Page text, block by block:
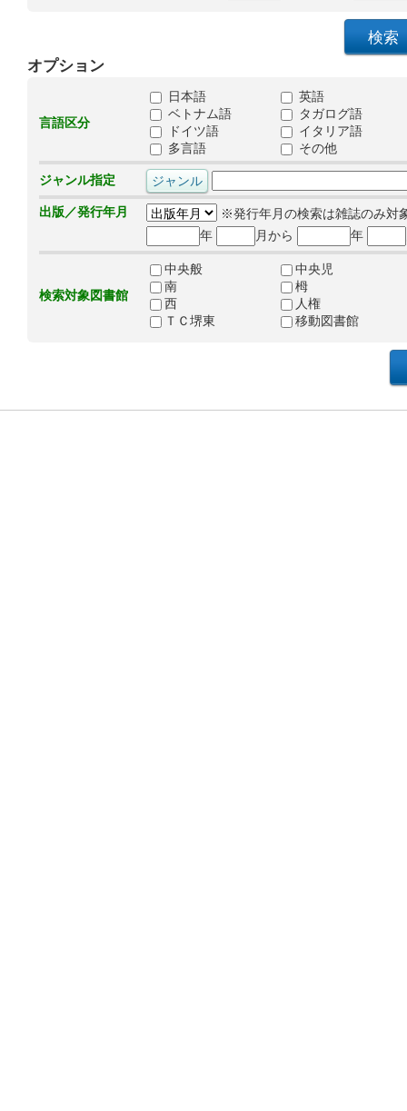
オプション
言語区分
日本語
英語
ベトナム語
タガログ語
ドイツ語
イタリア語
多言語
その他
ジャンル指定
出版／発行年月
※発行年月の検索は雑誌のみ対
年
月から 年
検索対象図書館
中央般
中央児
南
栂
西
人権
ＴＣ堺東
移動図書館